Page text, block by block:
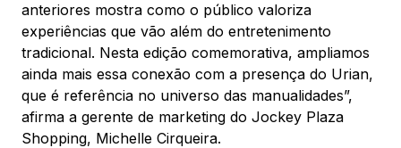
anteriores mostra como o público valoriza
experiências que vão além do entretenimento
tradicional. Nesta edição comemorativa, ampliamos
ainda mais essa conexão com a presença do Urian,
que é referência no universo das manualidades”,
afirma a gerente de marketing do Jockey Plaza
Shopping, Michelle Cirqueira.